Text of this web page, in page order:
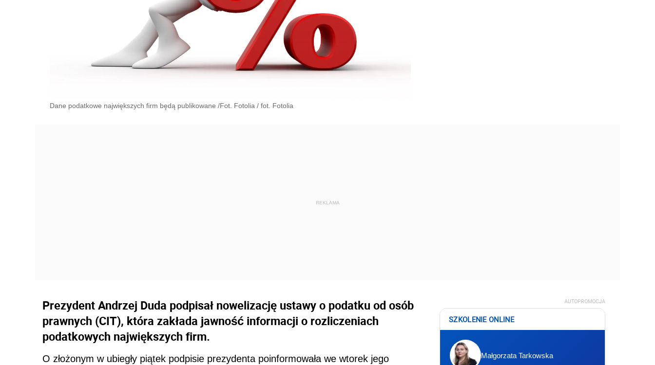
Dane podatkowe największych firm będą publikowane /Fot. Fotolia / fot. Fotolia
Prezydent Andrzej Duda podpisał nowelizację ustawy o podatku od osób
prawnych (CIT), która zakłada jawność informacji o rozliczeniach
podatkowych największych firm.
O złożonym w ubiegły piątek podpisie prezydenta poinformowała we wtorek jego
AUTOPROMOCJA
SZKOLENIE ONLINE
Małgorzata Tarkowska